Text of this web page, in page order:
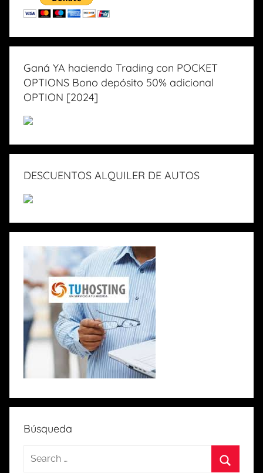
Ganá YA haciendo Trading con POCKET
OPTIONS Bono depósito 50% adicional
OPTION [2024]
DESCUENTOS ALQUILER DE AUTOS
Búsqueda